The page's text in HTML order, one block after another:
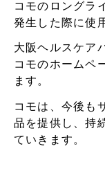
コモのロングラ
発生した際に使
大阪ヘルスケア
コモのホームペ
ます。
コモは、今後も
品を提供し、持
ていきます。